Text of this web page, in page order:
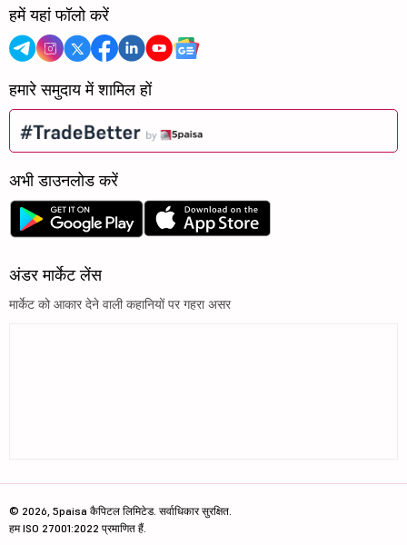
हमें यहां फॉलो करें
हमारे समुदाय में शामिल हों
अभी डाउनलोड करें
अंडर मार्केट लेंस
मार्केट को आकार देने वाली कहानियों पर गहरा असर
© 2026, 5paisa कैपिटल लिमिटेड. सर्वाधिकार सुरक्षित.
हम ISO 27001:2022 प्रमाणित हैं.